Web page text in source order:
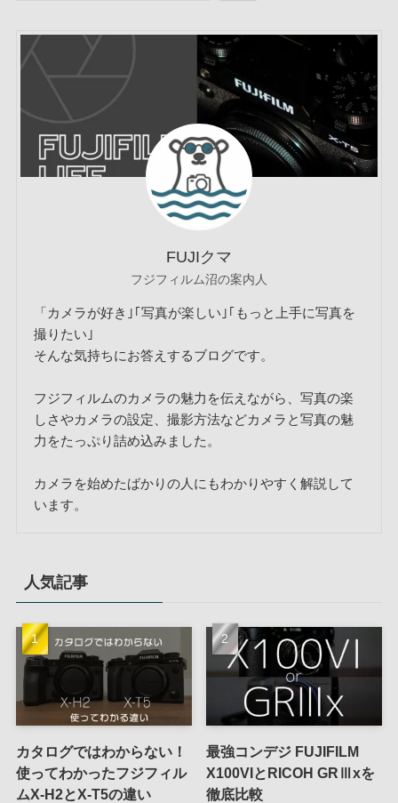
FUJIクマ
フジフィルム沼の案内人
「カメラが好き｣｢写真が楽しい｣｢もっと上手に写真を
撮りたい｣
そんな気持ちにお答えするブログです。
フジフィルムのカメラの魅力を伝えながら、写真の楽
しさやカメラの設定、撮影方法などカメラと写真の魅
力をたっぷり詰め込みました。
カメラを始めたばかりの人にもわかりやすく解説して
います。
人気記事
カタログではわからない！
使ってわかったフジフィル
ムX-H2とX-T5の違い
最強コンデジ FUJIFILM
X100VIとRICOH GRⅢxを
徹底比較